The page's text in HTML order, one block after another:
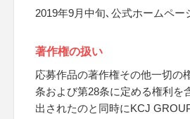
2019年9月中旬､公式ホームペー
著作権の扱い
応募作品の著作権その他一切の
条および第28条に定める権利を
出されたのと同時にKCJ